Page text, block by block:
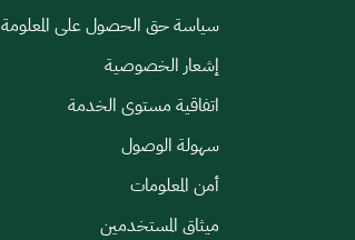
سياسة حق الحصول على المعلومة
إشعار الخصوصية
اتفاقية مستوى الخدمة
سهولة الوصول
أمن المعلومات
ميثاق المستخدمين